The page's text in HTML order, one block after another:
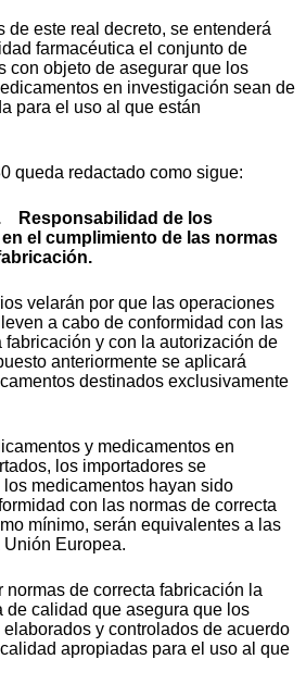
de este real decreto, se entenderá
farmacéutica el conjunto de
con objeto de asegurar que los
en investigación sean de
para el uso al que están
queda redactado como sigue:
Responsabilidad de los
el cumplimiento de las normas
velarán por que las operaciones
a cabo de conformidad con las
fabricación y con la autorización de
anteriormente se aplicará
destinados exclusivamente
y medicamentos en
los importadores se
medicamentos hayan sido
con las normas de correcta
mínimo, serán equivalentes a las
Europea.
normas de correcta fabricación la
de calidad que asegura que los
y controlados de acuerdo
apropiadas para el uso al que